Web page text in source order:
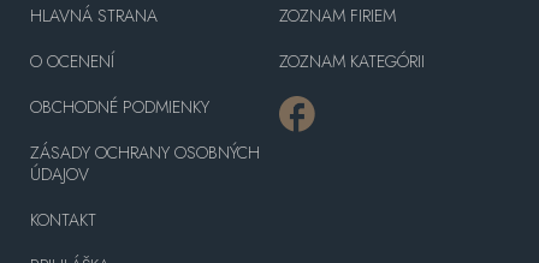
HLAVNÁ STRANA
O OCENENÍ
OBCHODNÉ PODMIENKY
ZÁSADY OCHRANY OSOBNÝCH
ÚDAJOV
KONTAKT
ZOZNAM FIRIEM
ZOZNAM KATEGÓRII